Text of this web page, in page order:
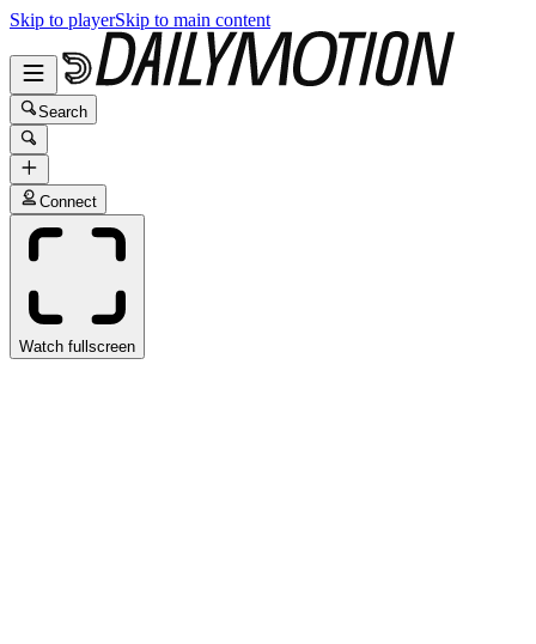
Skip to playerSkip to main content
Search
Connect
Watch fullscreen